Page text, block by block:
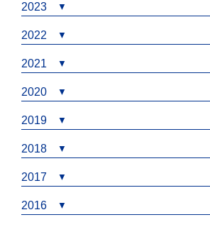
2023
2022
2021
2020
2019
2018
2017
2016